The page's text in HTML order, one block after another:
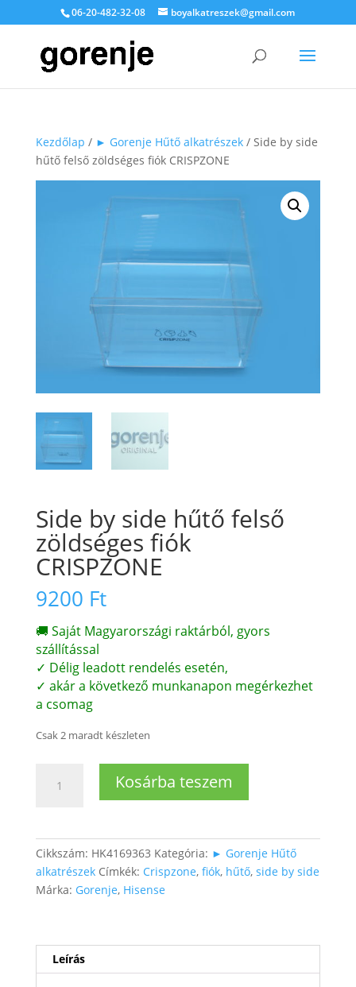
06-20-482-32-08 boyalkatreszek@gmail.com
Kezdőlap / ► Gorenje Hűtő alkatrészek/ Side by side
hűtő felső zöldséges fiók CRISPZONE
Side by side hűtő felső
zöldséges fiók
CRISPZONE
9200 Ft
🚚 Saját Magyarországi raktárból, gyors
szállítással
✓ Délig leadott rendelés esetén,
✓ akár a következő munkanapon megérkezhet
a csomag
Csak 2 maradt készleten
felső
zöldséges
fiók
Kosárba teszem
Cikkszám: HK4169363 Kategória: ► Gorenje Hűtő
alkatrészek Címkék: Crispzone, fiók, hűtő, side by side
Márka: Gorenje, Hisense
Leírás